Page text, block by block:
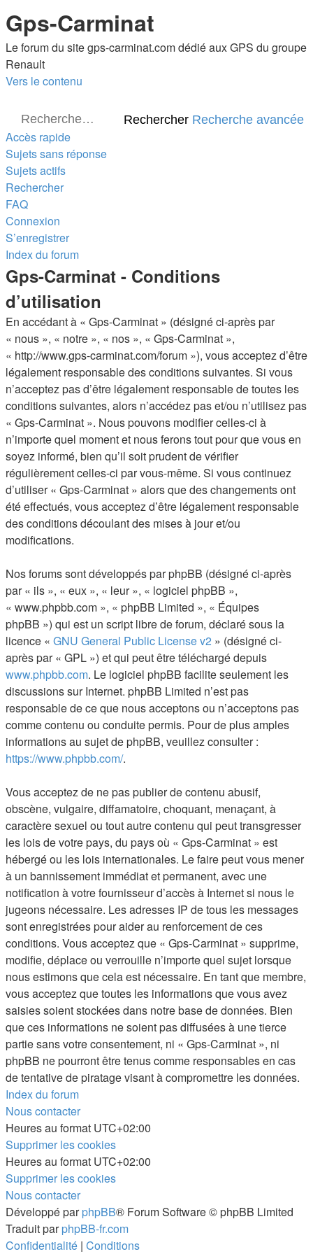
Gps-Carminat
Le forum du site gps-carminat.com dédié aux GPS du groupe
Renault
Vers le contenu
Rechercher Recherche avancée
Accès rapide
Sujets sans réponse
Sujets actifs
Rechercher
FAQ
Connexion
S’enregistrer
Index du forum
Gps-Carminat - Conditions
d’utilisation
En accédant à « Gps-Carminat » (désigné ci-après par
« nous », « notre », « nos », « Gps-Carminat »,
« http://www.gps-carminat.com/forum »), vous acceptez d’être
légalement responsable des conditions suivantes. Si vous
n’acceptez pas d’être légalement responsable de toutes les
conditions suivantes, alors n’accédez pas et/ou n’utilisez pas
« Gps-Carminat ». Nous pouvons modifier celles-ci à
n’importe quel moment et nous ferons tout pour que vous en
soyez informé, bien qu’il soit prudent de vérifier
régulièrement celles-ci par vous-même. Si vous continuez
d’utiliser « Gps-Carminat » alors que des changements ont
été effectués, vous acceptez d’être légalement responsable
des conditions découlant des mises à jour et/ou
modifications.
Nos forums sont développés par phpBB (désigné ci-après
par « ils », « eux », « leur », « logiciel phpBB »,
« www.phpbb.com », « phpBB Limited », « Équipes
phpBB ») qui est un script libre de forum, déclaré sous la
licence « GNU General Public License v2 » (désigné ci-
après par « GPL ») et qui peut être téléchargé depuis
www.phpbb.com. Le logiciel phpBB facilite seulement les
discussions sur Internet. phpBB Limited n’est pas
responsable de ce que nous acceptons ou n’acceptons pas
comme contenu ou conduite permis. Pour de plus amples
informations au sujet de phpBB, veuillez consulter :
https://www.phpbb.com/.
Vous acceptez de ne pas publier de contenu abusif,
obscène, vulgaire, diffamatoire, choquant, menaçant, à
caractère sexuel ou tout autre contenu qui peut transgresser
les lois de votre pays, du pays où « Gps-Carminat » est
hébergé ou les lois internationales. Le faire peut vous mener
à un bannissement immédiat et permanent, avec une
notification à votre fournisseur d’accès à Internet si nous le
jugeons nécessaire. Les adresses IP de tous les messages
sont enregistrées pour aider au renforcement de ces
conditions. Vous acceptez que « Gps-Carminat » supprime,
modifie, déplace ou verrouille n’importe quel sujet lorsque
nous estimons que cela est nécessaire. En tant que membre,
vous acceptez que toutes les informations que vous avez
saisies soient stockées dans notre base de données. Bien
que ces informations ne soient pas diffusées à une tierce
partie sans votre consentement, ni « Gps-Carminat », ni
phpBB ne pourront être tenus comme responsables en cas
de tentative de piratage visant à compromettre les données.
Index du forum
Nous contacter
Heures au format UTC+02:00
Supprimer les cookies
Heures au format UTC+02:00
Supprimer les cookies
Nous contacter
Développé parphpBB® Forum Software © phpBB Limited
Traduit parphpBB-fr.com
Confidentialité | Conditions